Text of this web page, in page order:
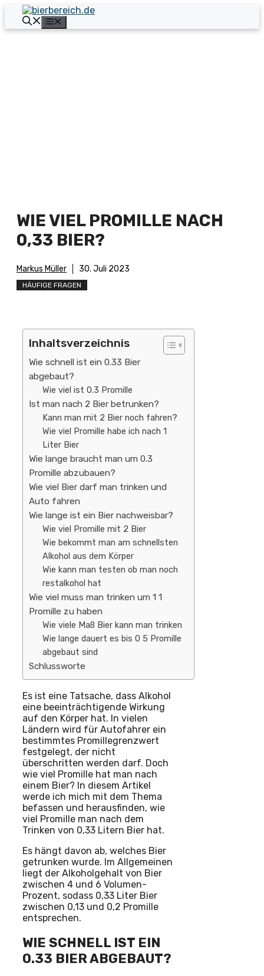
Zum
Inhalt
springen
WIE VIEL PROMILLE NACH
0,33 BIER?
Markus Müller 30. Juli 2023
HÄUFIGE FRAGEN
Inhaltsverzeichnis
Wie schnell ist ein 0.33 Bier
abgebaut?
Wie viel ist 0.3 Promille
Ist man nach 2 Bier betrunken?
Kann man mit 2 Bier noch fahren?
Wie viel Promille habe ich nach 1
Liter Bier
Wie lange braucht man um 0.3
Promille abzubauen?
Wie viel Bier darf man trinken und
Auto fahren
Wie lange ist ein Bier nachweisbar?
Wie viel Promille mit 2 Bier
Wie bekommt man am schnellsten
Alkohol aus dem Körper
Wie kann man testen ob man noch
restalkohol hat
Wie viel muss man trinken um 1 1
Promille zu haben
Wie viele Maß Bier kann man trinken
Wie lange dauert es bis 0 5 Promille
abgebaut sind
Schlussworte
Es ist eine Tatsache, dass Alkohol
eine beeinträchtigende Wirkung
auf den Körper hat. In vielen
Ländern wird für Autofahrer ein
bestimmtes Promillegrenzwert
festgelegt, der nicht
überschritten werden darf. Doch
wie viel Promille hat man nach
einem Bier? In diesem Artikel
werde ich mich mit dem Thema
befassen und herausfinden, wie
viel Promille man nach dem
Trinken von 0,33 Litern Bier hat.
Es hängt davon ab, welches Bier
getrunken wurde. Im Allgemeinen
liegt der Alkoholgehalt von Bier
zwischen 4 und 6 Volumen-
Prozent, sodass 0,33 Liter Bier
zwischen 0,13 und 0,2 Promille
entsprechen.
WIE SCHNELL IST EIN
0.33 BIER ABGEBAUT?